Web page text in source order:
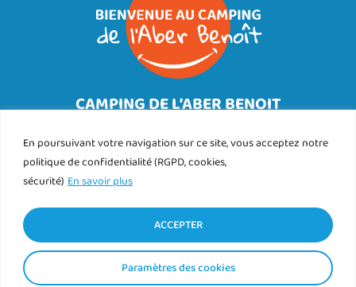
En poursuivant votre navigation sur ce site, vous acceptez notre
politique de confidentialité (RGPD, cookies,
sécurité) En savoir plus
Paramètres des cookies
ACCEPTER
CAMPING DE L’ABER BENOIT
29830 SAINT PABU
Tél.02 98 89 76 25
Nous trouver